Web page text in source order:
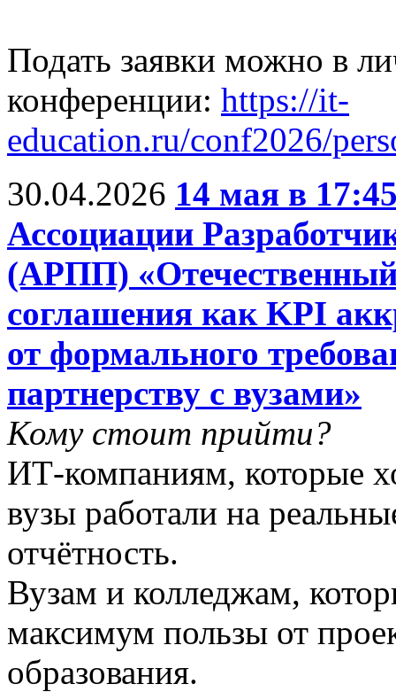
Подать заявки можно в
конференции: https://it-
education.ru/conf2026/
30.04.2026 14 мая в
Ассоциации
(АРПП)
соглашения как KPI
от формального
партнерству с вузами»
Кому стоит прийти?
ИТ-компаниям, которые
вузы работали на
отчётность.
Вузам и колледжам,
максимум пользы от
образования.